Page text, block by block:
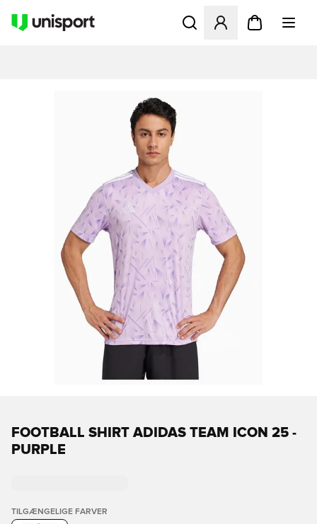
Åbner en Modal til at
FOOTBALL SHIRT ADIDAS TEAM ICON 25 -
PURPLE
TILGÆNGELIGE FARVER